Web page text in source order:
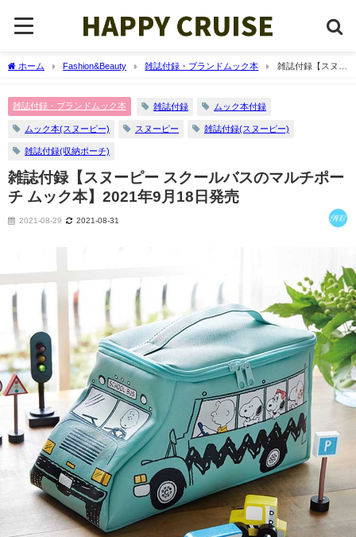
ホーム Fashion&Beauty 雑誌付録・ブランドムック本
雑誌付録【スヌー
雑誌付録・ブランドムック本 雑誌付録 ムック本付録
ムック本(スヌーピー) スヌーピー 雑誌付録(スヌーピー)
雑誌付録(収納ポーチ)
雑誌付録【スヌーピー スクールバスのマルチポー
チ ムック本】2021年9月18日発売
2021-08-29 2021-08-31